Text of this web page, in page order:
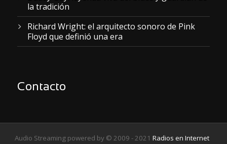
la tradición
Richard Wright: el arquitecto sonoro de Pink
Floyd que definió una era
Contacto
Audio Streaming powered by © 2009 - 2021 Radios en Internet